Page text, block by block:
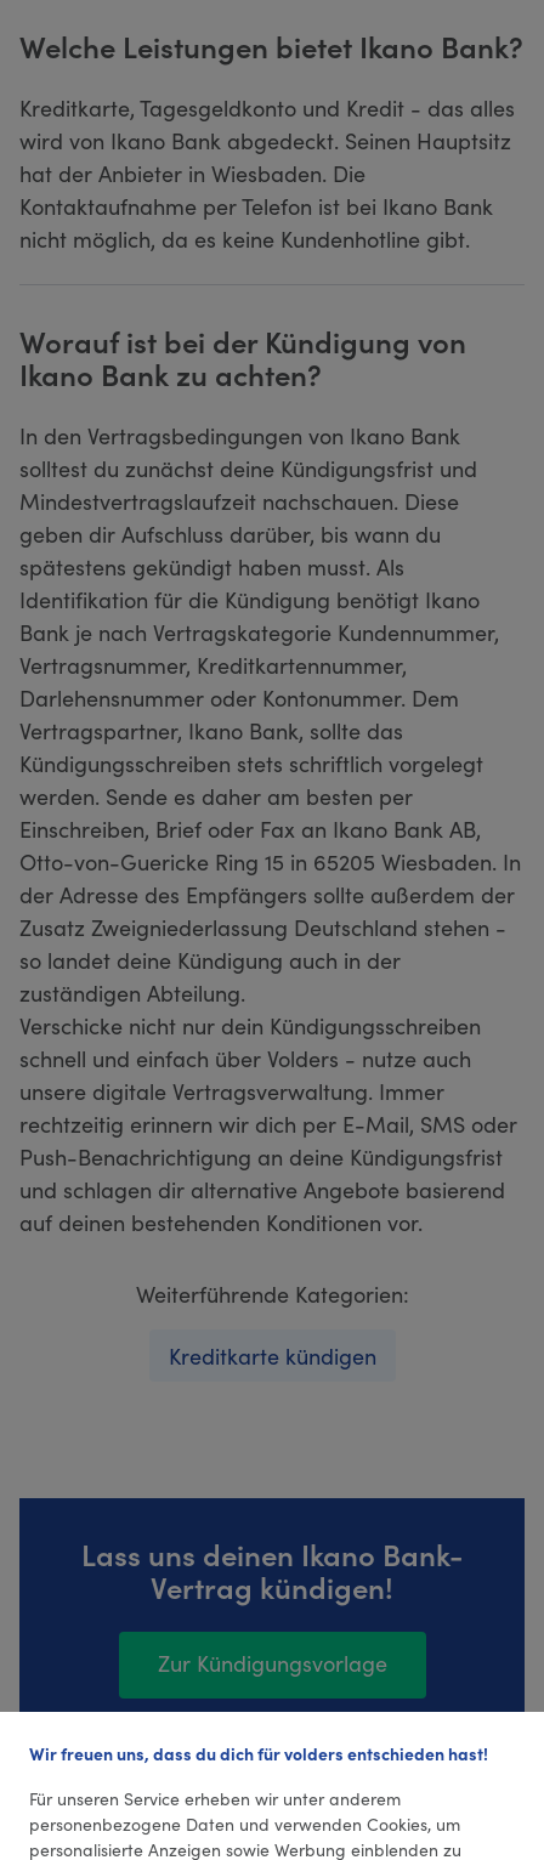
Welche Leistungen bietet Ikano Bank?
Kreditkarte, Tagesgeldkonto und Kredit - das alles
wird von Ikano Bank abgedeckt. Seinen Hauptsitz
hat der Anbieter in Wiesbaden. Die
Kontaktaufnahme per Telefon ist bei Ikano Bank
nicht möglich, da es keine Kundenhotline gibt.
Worauf ist bei der Kündigung von
Ikano Bank zu achten?
In den Vertragsbedingungen von Ikano Bank
solltest du zunächst deine Kündigungsfrist und
Mindestvertragslaufzeit nachschauen. Diese
geben dir Aufschluss darüber, bis wann du
spätestens gekündigt haben musst. Als
Identifikation für die Kündigung benötigt Ikano
Bank je nach Vertragskategorie Kundennummer,
Vertragsnummer, Kreditkartennummer,
Darlehensnummer oder Kontonummer. Dem
Vertragspartner, Ikano Bank, sollte das
Kündigungsschreiben stets schriftlich vorgelegt
werden. Sende es daher am besten per
Einschreiben, Brief oder Fax an Ikano Bank AB,
Otto-von-Guericke Ring 15 in 65205 Wiesbaden. In
der Adresse des Empfängers sollte außerdem der
Zusatz Zweigniederlassung Deutschland stehen -
so landet deine Kündigung auch in der
zuständigen Abteilung.
Verschicke nicht nur dein Kündigungsschreiben
schnell und einfach über Volders - nutze auch
unsere digitale Vertragsverwaltung. Immer
rechtzeitig erinnern wir dich per E-Mail, SMS oder
Push-Benachrichtigung an deine Kündigungsfrist
und schlagen dir alternative Angebote basierend
auf deinen bestehenden Konditionen vor.
Weiterführende Kategorien:
Kreditkarte kündigen
Lass uns deinen Ikano Bank-
Vertrag kündigen!
Zur Kündigungsvorlage
145 Bewertungen (4,36 Durchschnitt)
Wir freuen uns, dass du dich für volders entschieden hast!
Für unseren Service erheben wir unter anderem
personenbezogene Daten und verwenden Cookies, um
personalisierte Anzeigen sowie Werbung einblenden zu